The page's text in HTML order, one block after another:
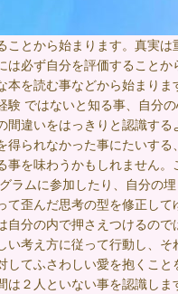
ことから始まります。真実
は必ず自分を評価すること
本を読む事などから始まり
験 ではないと知る事、自分
間違いをはっきりと認識す
得られなかった事にたいす
事を味わうかもしれません
ラムに参加したり、自分の
て歪んだ思考の型を修正し
自分の内で押さえつけるの
い考え方に従って行動し、
してふさわしい愛を抱くこ
は２人といない事を認識し